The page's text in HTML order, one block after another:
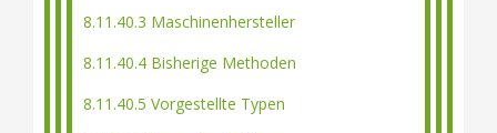
8.11.40.3 Maschinenhersteller
8.11.40.4 Bisherige Methoden
8.11.40.5 Vorgestellte Typen